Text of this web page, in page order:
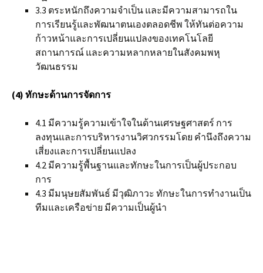
3.3 ตระหนักถึงความจำเป็น และมีความสามารถใน
การเรียนรู้และพัฒนาตนเองตลอดชีพ ให้ทันต่อความ
ก้าวหน้าและการเปลี่ยนแปลงของเทคโนโลยี
สถานการณ์ และความหลากหลายในสังคมพหุ
วัฒนธรรม
(4) ทักษะด้านการจัดการ
4.1 มีความรู้ความเข้าใจในด้านเศรษฐศาสตร์ การ
ลงทุนและการบริหารงานวิศวกรรมโดย คำนึงถึงความ
เสี่ยงและการเปลี่ยนแปลง
4.2 มีความรู้พื้นฐานและทักษะในการเป็นผู้ประกอบ
การ
4.3 มีมนุษยสัมพันธ์ มีวุฒิภาวะ ทักษะในการทำงานเป็น
ทีมและเครือข่าย มีความเป็นผู้นำ